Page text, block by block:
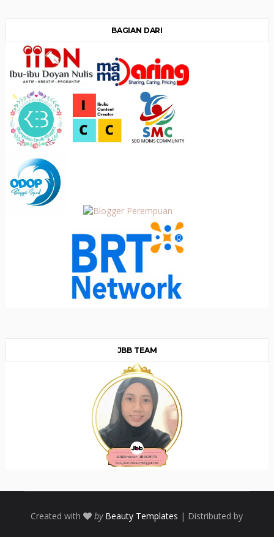
BAGIAN DARI
JBB TEAM
Created with by Beauty Templates | Distributed by